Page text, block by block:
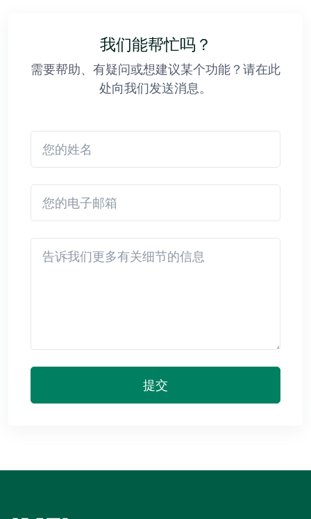
我们能帮忙吗？
需要帮助、有疑问或想建议某个功能？请在此
处向我们发送消息。
提交